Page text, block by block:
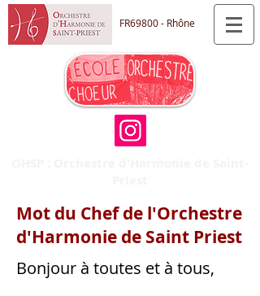
FR69800 - Rhône
Mot du Chef de l'Orchestre
d'Harmonie de Saint Priest
Bonjour à toutes et à tous,